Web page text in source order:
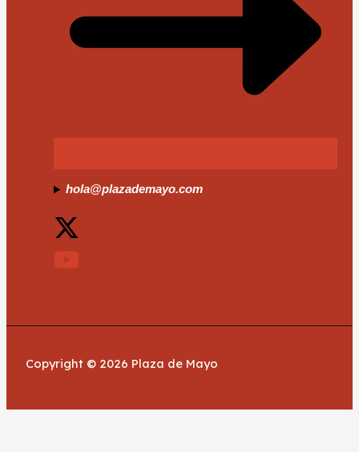
hola@plazademayo.com
Copyright © 2026 Plaza de Mayo